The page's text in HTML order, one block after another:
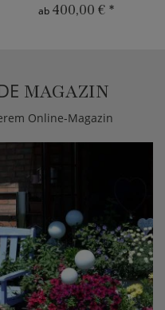
ab 400,00 € *
MAGAZIN
Online-Magazin